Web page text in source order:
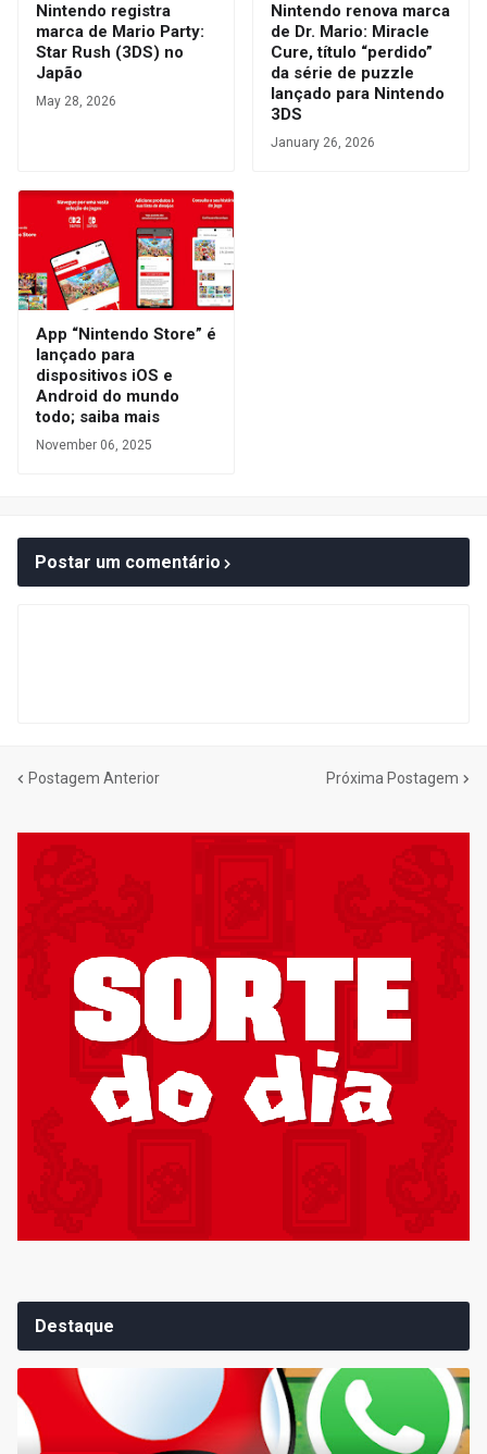
Nintendo registra
marca de Mario Party:
Star Rush (3DS) no
Japão
May 28, 2026
Nintendo renova marca
de Dr. Mario: Miracle
Cure, título “perdido”
da série de puzzle
lançado para Nintendo
3DS
January 26, 2026
App “Nintendo Store” é
lançado para
dispositivos iOS e
Android do mundo
todo; saiba mais
November 06, 2025
Postar um comentário
Postagem Anterior Próxima Postagem
Destaque